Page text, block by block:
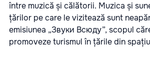
între muzică și călătorii. Muzica și
țărilor pe care le vizitează sunt
emisiunea „Звуки Всюду”, scopul
promoveze turismul în țările din